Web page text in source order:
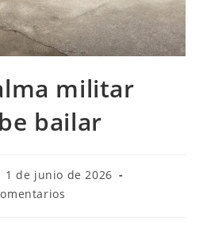
militar
bailar
1 de junio de 2026